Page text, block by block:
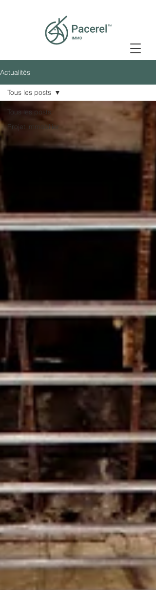
Actualités
Tous les posts
Projet immobilier
Tous les posts